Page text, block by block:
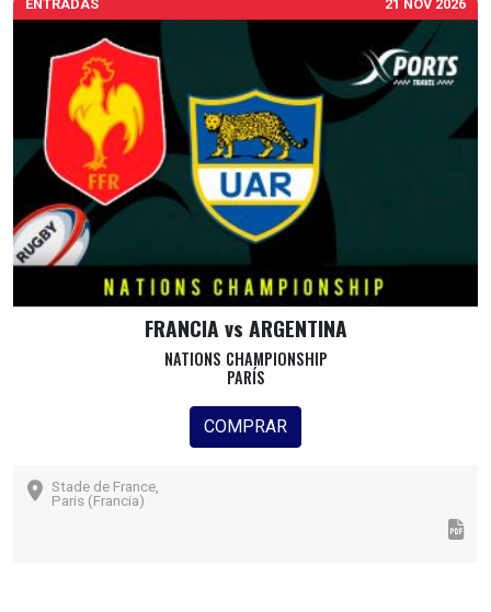
ENTRADAS 21 NOV 2026
FRANCIA vs ARGENTINA
NATIONS CHAMPIONSHIP
PARÍS
COMPRAR
Stade de France,
Paris (Francia)